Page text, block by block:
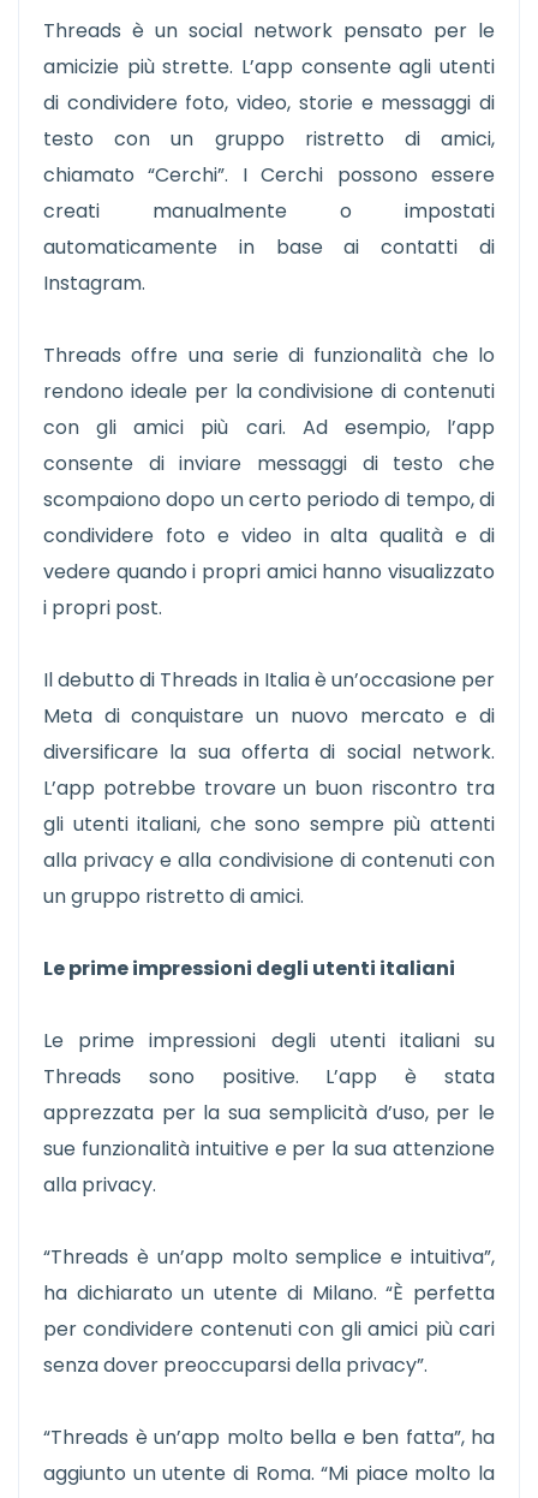
Threads è un social network pensato per le
amicizie più strette. L’app consente agli utenti
di condividere foto, video, storie e messaggi di
testo con un gruppo ristretto di amici,
chiamato “Cerchi”. I Cerchi possono essere
creati manualmente o impostati
automaticamente in base ai contatti di
Instagram.
Threads offre una serie di funzionalità che lo
rendono ideale per la condivisione di contenuti
con gli amici più cari. Ad esempio, l’app
consente di inviare messaggi di testo che
scompaiono dopo un certo periodo di tempo, di
condividere foto e video in alta qualità e di
vedere quando i propri amici hanno visualizzato
i propri post.
Il debutto di Threads in Italia è un’occasione per
Meta di conquistare un nuovo mercato e di
diversificare la sua offerta di social network.
L’app potrebbe trovare un buon riscontro tra
gli utenti italiani, che sono sempre più attenti
alla privacy e alla condivisione di contenuti con
un gruppo ristretto di amici.
Le prime impressioni degli utenti italiani
Le prime impressioni degli utenti italiani su
Threads sono positive. L’app è stata
apprezzata per la sua semplicità d’uso, per le
sue funzionalità intuitive e per la sua attenzione
alla privacy.
“Threads è un’app molto semplice e intuitiva”,
ha dichiarato un utente di Milano. “È perfetta
per condividere contenuti con gli amici più cari
senza dover preoccuparsi della privacy”.
“Threads è un’app molto bella e ben fatta”, ha
aggiunto un utente di Roma. “Mi piace molto la